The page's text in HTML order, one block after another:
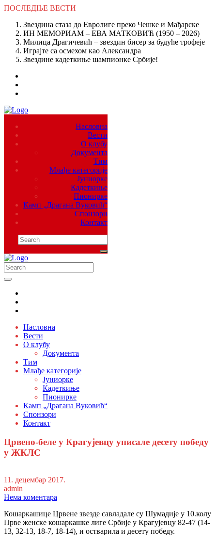
ПОСЛЕДЊЕ ВЕСТИ
Звездина стаза до Евролиге преко Чешке и Мађарске
ИН МЕМОРИАМ – ЕВА МАТКОВИЋ (1950 – 2026)
Милица Драгичевић – звездин бисер за будуће трофеје
Играјте са осмехом као Александра
Звездине кадеткиње шампионке Србије!
Насловна
Вести
О клубу
Документа
Тим
Млађе категорије
Јуниорке
Кадеткиње
Пионирке
Камп „Драгана Вуковић“
Спонзори
Контакт
Насловна
Вести
О клубу
Документа
Тим
Млађе категорије
Јуниорке
Кадеткиње
Пионирке
Камп „Драгана Вуковић“
Спонзори
Контакт
Црвено-беле у Крагујевцу уписале десету победу
у ЖКЛС
11. децембар 2017.
admin
Нема коментара
Кошаркашице Црвене звезде савладале су Шумадије у 10.колу
Прве женске кошаркашке лиге Србије у Крагујевцу 82-47 (14-
13, 32-13, 18-7, 18-14), и остварила и десету победу.